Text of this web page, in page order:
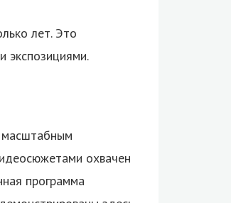
лет. Это
экспозициями.
масштабным
охвачен
программа